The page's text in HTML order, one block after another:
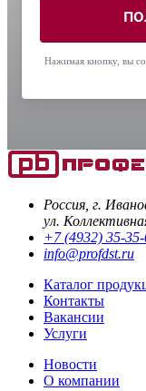
Нажимая кнопку, вы
Россия, г.
ул.
+7 (4932) 35-
info@profdst.ru
Каталог
Контакты
Вакансии
Услуги
Новости
О компании